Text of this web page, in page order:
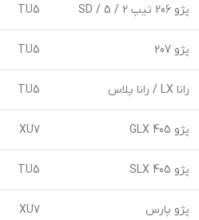
پژو 206 تیپ 2 / 5 / SD TU5
پژو 207 TU5
رانا LX / رانا پلاس TU5
پژو 405 GLX XU7
پژو 405 SLX TU5
پژو پارس XU7